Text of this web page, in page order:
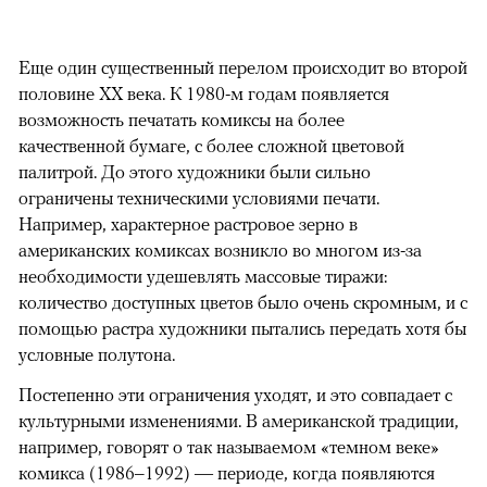
Еще один существенный перелом происходит во второй
половине XX века. К 1980-м годам появляется
возможность печатать комиксы на более
качественной бумаге, с более сложной цветовой
палитрой. До этого художники были сильно
ограничены техническими условиями печати.
Например, характерное растровое зерно в
американских комиксах возникло во многом из-за
необходимости удешевлять массовые тиражи:
количество доступных цветов было очень скромным, и с
помощью растра художники пытались передать хотя бы
условные полутона.
Постепенно эти ограничения уходят, и это совпадает с
культурными изменениями. В американской традиции,
например, говорят о так называемом «темном веке»
комикса (1986–1992) — периоде, когда появляются